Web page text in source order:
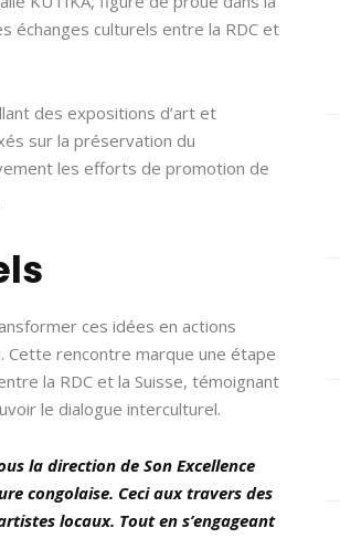
échanges culturels entre la RDC et
des expositions d’art et
sur la préservation du
les efforts de promotion de
ces idées en actions
Cette rencontre marque une étape
la RDC et la Suisse, témoignant
le dialogue interculturel.
la direction de Son Excellence
congolaise. Ceci aux travers des
locaux. Tout en s’engageant